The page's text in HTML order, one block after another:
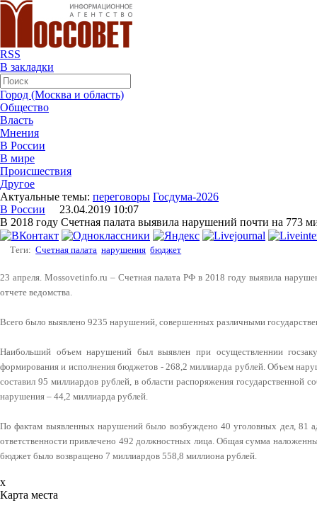
RSS
В закладки
Город (Москва и область)
Общество
Власть
Мнения
В России
В мире
Происшествия
Другое
Актуальные темы: переговоры Госдума-2026
В России 23.04.2019 10:07
В 2018 году Счетная палата выявила нарушений почти на 773
Теги: Счетная палата нарушения бюджет
23 апреля. Mossovetinfo.ru – Счетная палата РФ в 2018 году выявила
отчете ведомства.
Всего было выявлено 9235 нарушений, совершенных различными
Наибольший объем нарушений был выявлен при осуществленнии
формирования и исполнения бюджетов - 268,2 миллиарда рублей. Объем
составил 95 миллиардов рублей, в области распоряжения государственной
нарушения – 44,2 миллиарда рублей.
По фактам выявленных нарушений было возбуждено 40 уголовных дел, 81
ответственности привлечено 492 должностных лица. Общая сумма
бюджет было возвращено 7 миллиардов 558,8 миллиона рублей.
x
Карта места